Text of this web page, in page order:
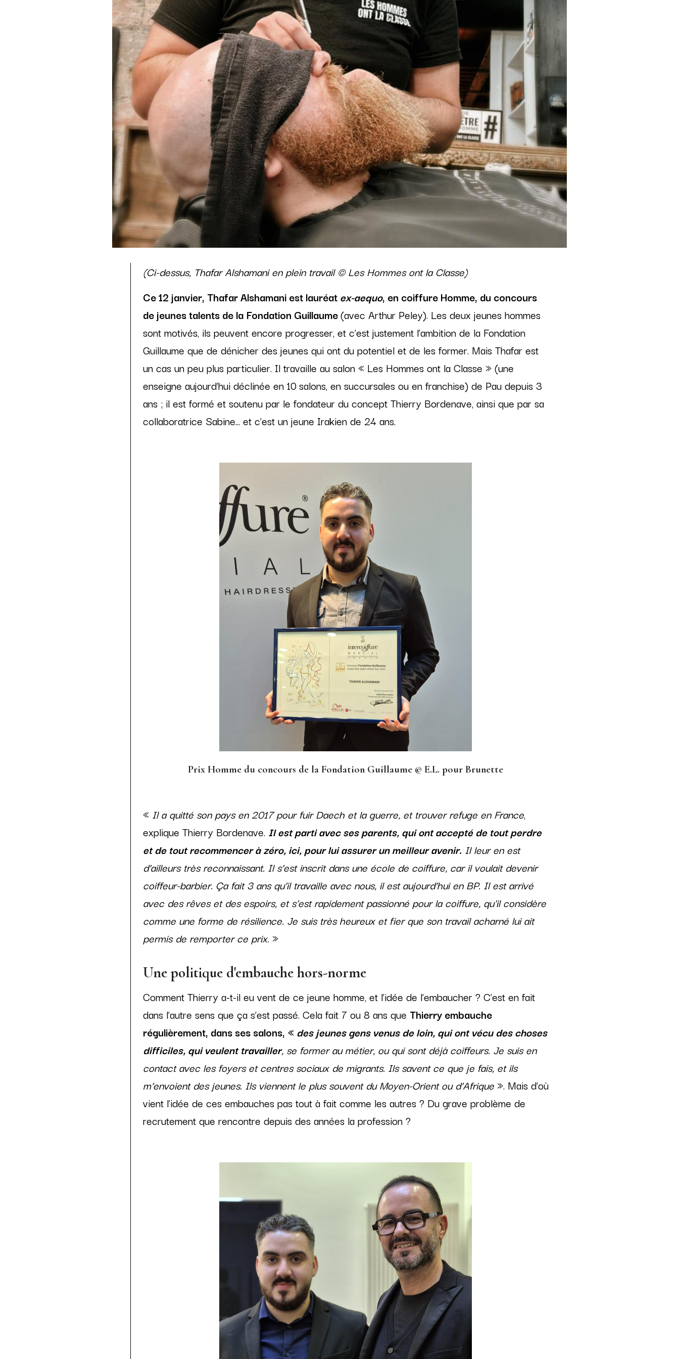
Collections 2020
Collections 2019-2020
(Ci-dessus, Thafar Alshamani en plein travail © Les Hommes ont la Classe)
Ce 12 janvier, Thafar Alshamani est lauréatex-aequo, en coiffure Homme, du concours
de jeunes talents de la Fondation Guillaume(avec Arthur Peley). Les deux jeunes hommes
sont motivés, ils peuvent encore progresser, et c’est justement l’ambition de la Fondation
Guillaume que de dénicher des jeunes qui ont du potentiel et de les former. Mais Thafar est
un cas un peu plus particulier. Il travaille au salon « Les Hommes ont la Classe » (une
enseigne aujourd’hui déclinée en 10salons, en succursales ou en franchise) de Pau depuis 3
ans ; il est formé et soutenu par le fondateur du concept Thierry Bordenave, ainsi que par sa
collaboratrice Sabine... et c’est un jeune Irakien de 24 ans.
Prix Homme du concours de la Fondation Guillaume © E.L. pour Brunette
« Ila quitté son pays en 2017 pour fuir Daech et la guerre, et trouver refuge en France,
explique Thierry Bordenave. Il est parti avec ses parents, qui ont accepté de tout perdre
et de tout recommencer à zéro, ici, pour lui assurer un meilleur avenir. Il leur en est
d’ailleurs très reconnaissant. Il s’est inscrit dans une école de coiffure, car il voulait devenir
coiffeur-barbier. Ça fait 3 ans qu’il travaille avec nous, il est aujourd’hui en BP. Il est arrivé
avec des rêves et des espoirs, et s'est rapidement passionné pour la coiffure, qu'il considère
comme une forme de résilience. Je suis très heureux et fier que son travail acharné lui ait
permis de remporter ce prix. »
Une politique d'embauche hors-norme
Comment Thierry a-t-il eu vent de ce jeune homme, et l’idée de l’embaucher ? C’est en fait
dans l’autre sens que ça s’est passé. Cela fait 7 ou 8 ans que Thierry embauche
régulièrement, dans ses salons, « des jeunes gens venus de loin, qui ont vécu des choses
difficiles, qui veulent travailler, se former au métier, ou qui sont déjà coiffeurs. Je suis en
contact avec les foyers et centres sociaux de migrants. Ils savent ce que je fais, et ils
m’envoient des jeunes. Ils viennent le plus souvent du Moyen-Orient ou d’Afrique». Mais d’où
vient l’idée de ces embauches pas tout à fait comme les autres ? Du grave problème de
recrutement que rencontre depuis des années la profession ?